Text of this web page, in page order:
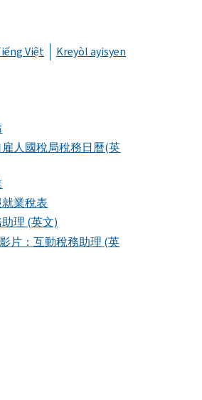
Việt Kreyòl ayisyen
人國稅局稅務日曆(英
業稅表
理 (英文)
影片：互動稅務助理 (英